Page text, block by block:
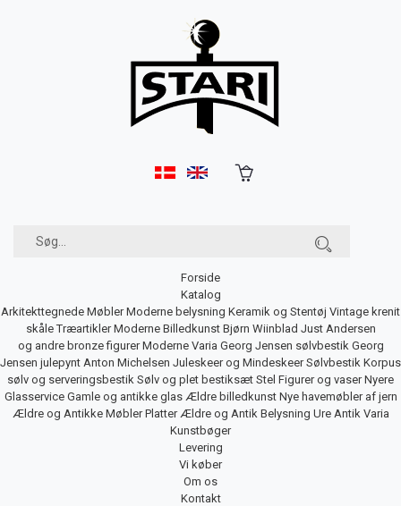
Forside
Katalog
Arkitekttegnede Møbler Moderne belysning Keramik og Stentøj Vintage krenit
skåle Træartikler Moderne Billedkunst Bjørn Wiinblad Just Andersen
og andre bronze figurer Moderne Varia Georg Jensen sølvbestik Georg
Jensen julepynt Anton Michelsen Juleskeer og Mindeskeer Sølvbestik Korpus
sølv og serveringsbestik Sølv og plet bestiksæt Stel Figurer og vaser Nyere
Glasservice Gamle og antikke glas Ældre billedkunst Nye havemøbler af jern
Ældre og Antikke Møbler Platter Ældre og Antik Belysning Ure Antik Varia
Kunstbøger
Levering
Vi køber
Om os
Kontakt